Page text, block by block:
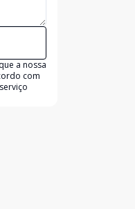
a nossa
com